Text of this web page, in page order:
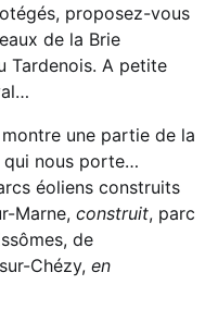
proposez-vous
de la Brie
Tardenois. A petite
une partie de la
qui nous porte…
éoliens construits
Marne, construit, parc
de
Chézy, en